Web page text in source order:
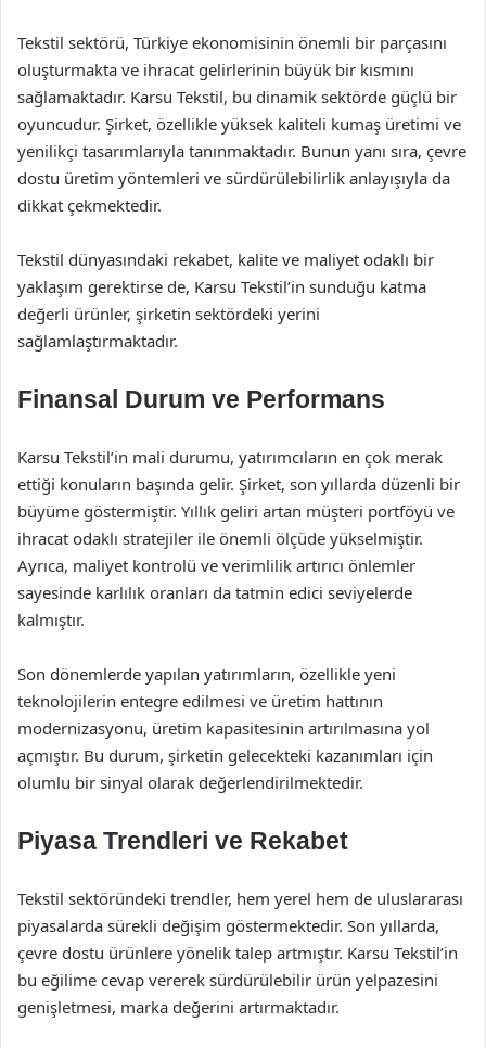
Tekstil sektörü, Türkiye ekonomisinin önemli bir parçasını
oluşturmakta ve ihracat gelirlerinin büyük bir kısmını
sağlamaktadır. Karsu Tekstil, bu dinamik sektörde güçlü bir
oyuncudur. Şirket, özellikle yüksek kaliteli kumaş üretimi ve
yenilikçi tasarımlarıyla tanınmaktadır. Bunun yanı sıra, çevre
dostu üretim yöntemleri ve sürdürülebilirlik anlayışıyla da
dikkat çekmektedir.
Tekstil dünyasındaki rekabet, kalite ve maliyet odaklı bir
yaklaşım gerektirse de, Karsu Tekstil’in sunduğu katma
değerli ürünler, şirketin sektördeki yerini
sağlamlaştırmaktadır.
Finansal Durum ve Performans
Karsu Tekstil’in mali durumu, yatırımcıların en çok merak
ettiği konuların başında gelir. Şirket, son yıllarda düzenli bir
büyüme göstermiştir. Yıllık geliri artan müşteri portföyü ve
ihracat odaklı stratejiler ile önemli ölçüde yükselmiştir.
Ayrıca, maliyet kontrolü ve verimlilik artırıcı önlemler
sayesinde karlılık oranları da tatmin edici seviyelerde
kalmıştır.
Son dönemlerde yapılan yatırımların, özellikle yeni
teknolojilerin entegre edilmesi ve üretim hattının
modernizasyonu, üretim kapasitesinin artırılmasına yol
açmıştır. Bu durum, şirketin gelecekteki kazanımları için
olumlu bir sinyal olarak değerlendirilmektedir.
Piyasa Trendleri ve Rekabet
Tekstil sektöründeki trendler, hem yerel hem de uluslararası
piyasalarda sürekli değişim göstermektedir. Son yıllarda,
çevre dostu ürünlere yönelik talep artmıştır. Karsu Tekstil’in
bu eğilime cevap vererek sürdürülebilir ürün yelpazesini
genişletmesi, marka değerini artırmaktadır.